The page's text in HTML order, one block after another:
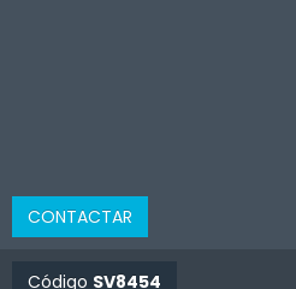
CONTACTAR
Código SV8454